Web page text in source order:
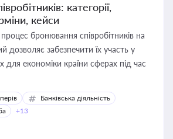
категорії,
кейси
бронювання співробітників на
дозволяє забезпечити їх участь у
для економіки країни сферах під час
Банківська діяльність
+13